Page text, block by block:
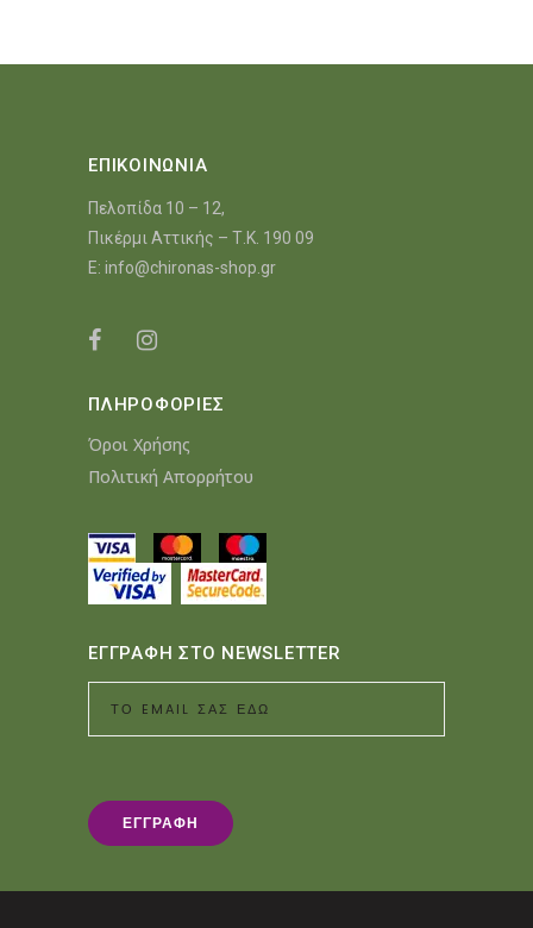
ΕΠΙΚΟΙΝΩΝΙΑ
Πελοπίδα 10 – 12,
Πικέρμι Αττικής – Τ.Κ. 190 09
E: info@chironas-shop.gr
ΠΛΗΡΟΦΟΡΙΕΣ
Όροι Χρήσης
Πολιτική Απορρήτου
ΕΓΓΡΑΦΗ ΣΤΟ NEWSLETTER